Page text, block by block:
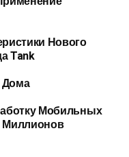
Нового
Tank
Мобильных
Миллионов